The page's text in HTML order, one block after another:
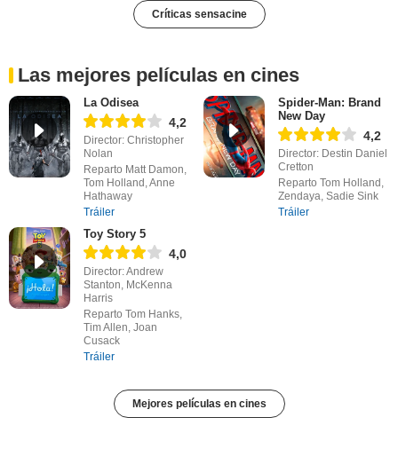
Críticas sensacine
Las mejores películas en cines
La Odisea
4,2
Director: Christopher
Nolan
Reparto Matt Damon,
Tom Holland, Anne
Hathaway
Tráiler
Spider-Man: Brand
New Day
4,2
Director: Destin Daniel
Cretton
Reparto Tom Holland,
Zendaya, Sadie Sink
Tráiler
Toy Story 5
4,0
Director: Andrew
Stanton, McKenna
Harris
Reparto Tom Hanks,
Tim Allen, Joan
Cusack
Tráiler
Mejores películas en cines